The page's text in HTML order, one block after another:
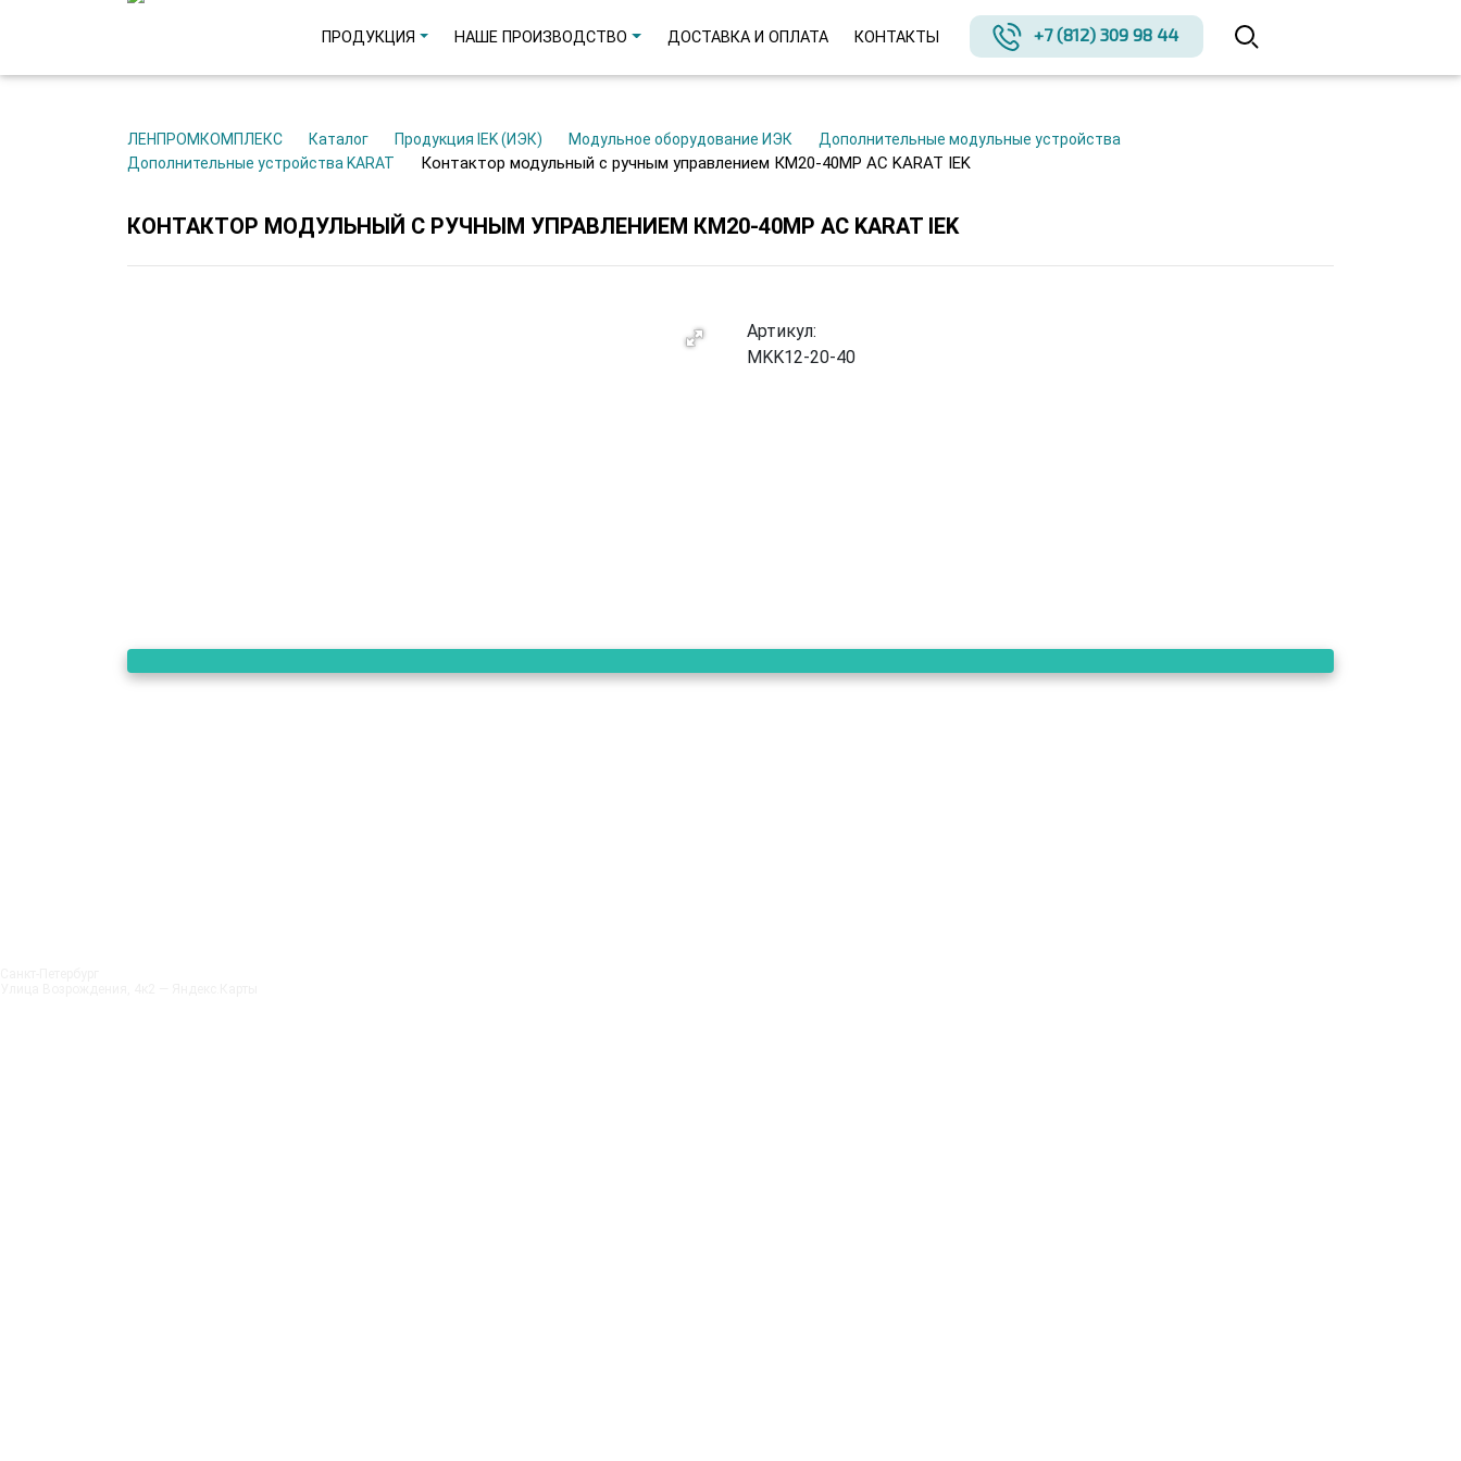
ПРОДУКЦИЯ НАШЕ ПРОИЗВОДСТВО ДОСТАВКА И ОПЛАТА КОНТАКТЫ +7 (812) 309 98 44
ЛЕНПРОМКОМПЛЕКС Каталог Продукция IEK (ИЭК) Модульное оборудование ИЭК
Дополнительные модульные устройства
Дополнительные устройства KARAT
Контактор модульный с ручным управлением КМ20-40МР AC KARAT IEK
КОНТАКТОР МОДУЛЬНЫЙ С РУЧНЫМ УПРАВЛЕНИЕМ КМ20-40МР AC KARAT IEK
Артикул:
MKK12-20-40